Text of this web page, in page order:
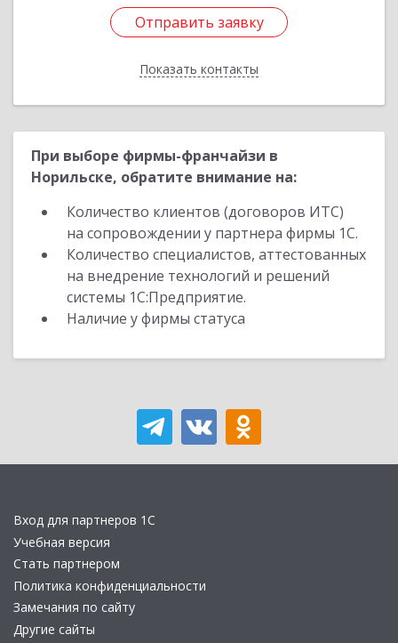
Отправить заявку
Показать контакты
Отправить заявку
Назад
При выборе фирмы-франчайзи в
Норильске, обратите внимание на:
Количество клиентов (договоров ИТС)
на сопровождении у партнера фирмы 1С.
Количество специалистов, аттестованных
на внедрение технологий и решений
системы 1С:Предприятие.
Наличие у фирмы статуса
Вход для партнеров 1С
Учебная версия
Стать партнером
Политика конфиденциальности
Замечания по сайту
Другие сайты